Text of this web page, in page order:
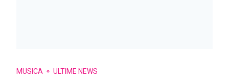
MUSICA ULTIME NEWS